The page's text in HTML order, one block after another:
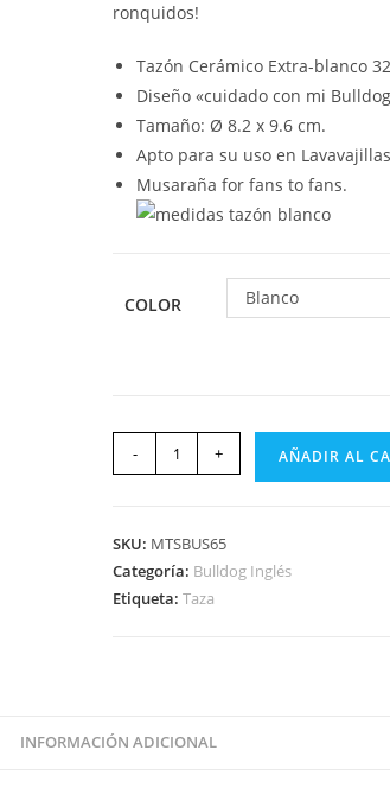
ronquidos!
Tazón Cerámico Extra-blanco
Diseño «cuidado con mi
Tamaño: Ø 8.2 x 9.6 cm.
Apto para su uso en
Musaraña for fans to fans.
COLOR Blanco
- + AÑADIR AL
SKU: MTSBUS65
Categoría: Bulldog Inglés
Etiqueta:Taza
INFORMACIÓN ADICIONAL